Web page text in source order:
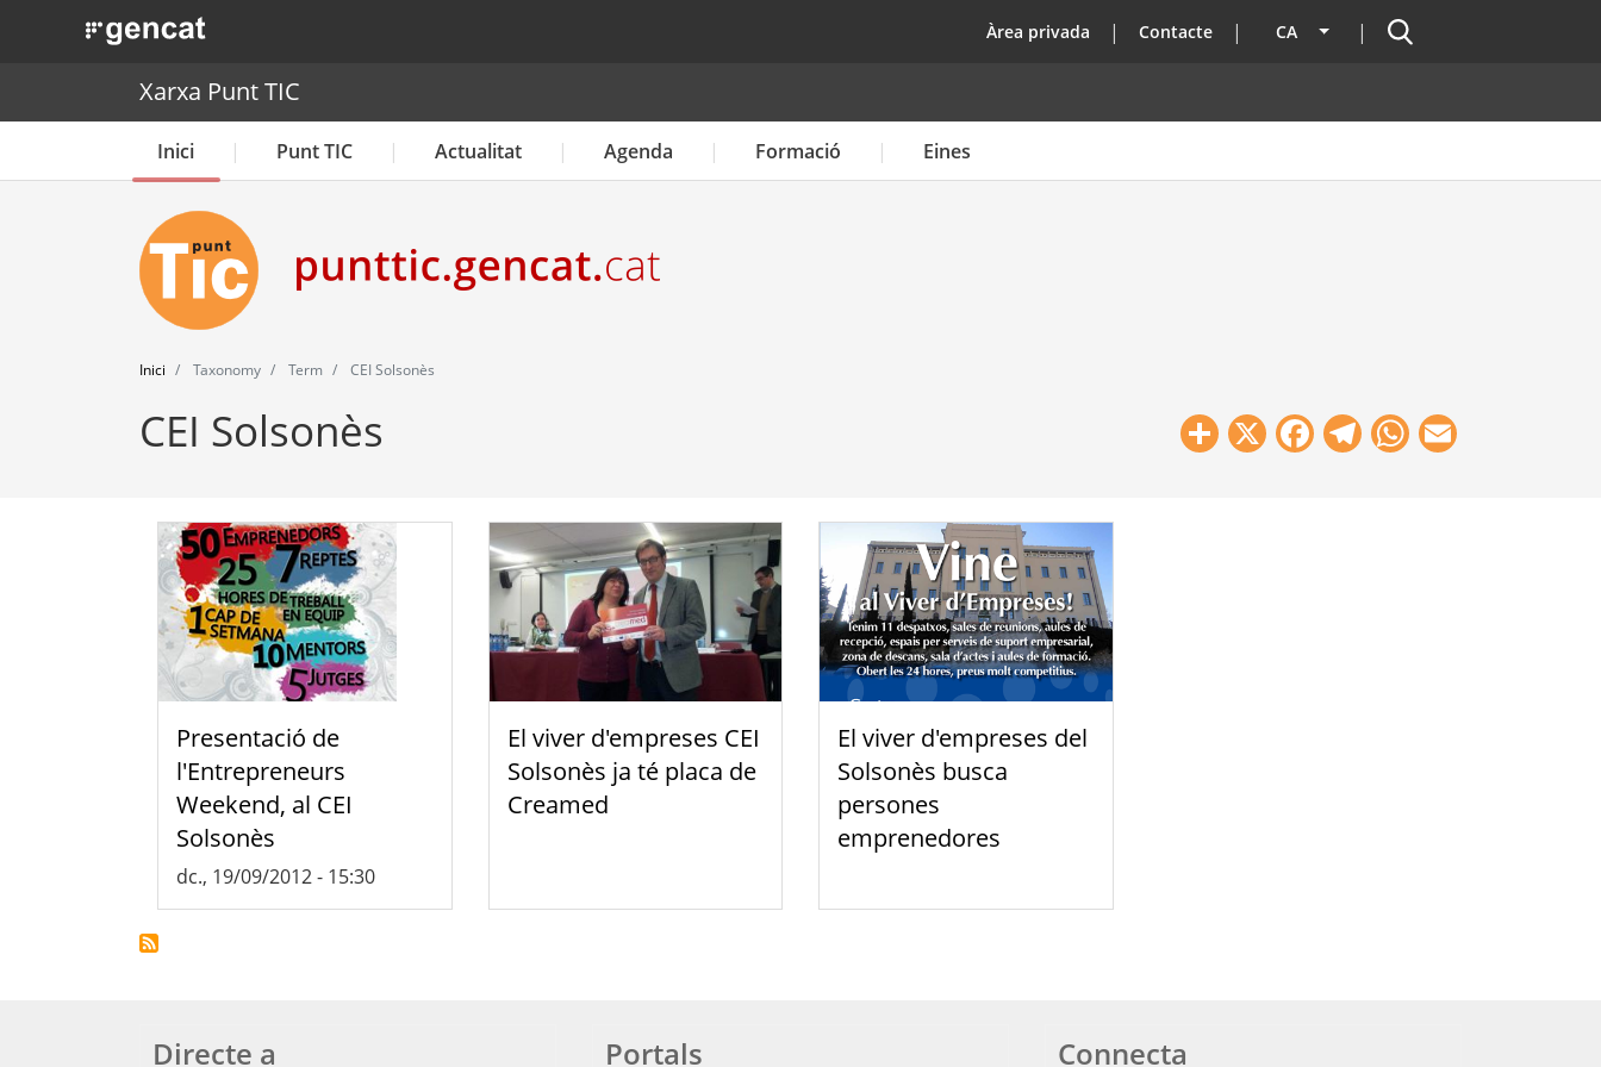
. Obre en una nova finestra. top
Àrea privada Contacte CA Llista les accions addicionals
Cercador
Xarxa Punt TIC
Inici Punt TIC Actualitat Agenda Formació Eines
Inici Taxonomy Term CEI Solsonès
CEI Solsonès Share
X Facebook
Telegram
WhatsApp
Presentació de
l'Entrepreneurs
Weekend, al CEI
Solsonès
dc., 19/09/2012 - 15:30
El viver d'empreses CEI
Solsonès ja té placa de
Creamed
El viver d'empreses del
Solsonès busca
persones
emprenedores
Directe a Portals Connecta